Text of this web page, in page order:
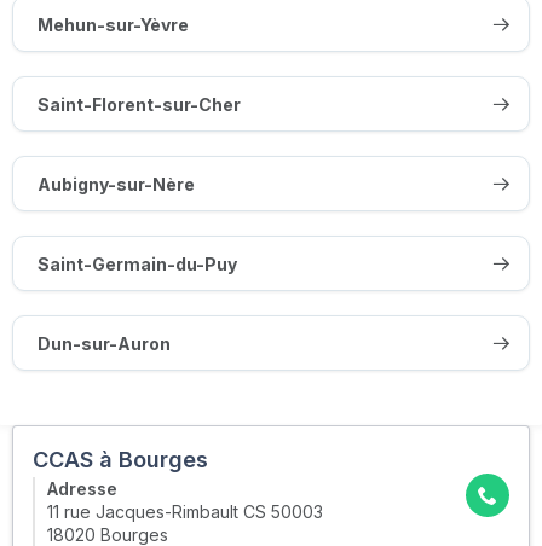
Mehun-sur-Yèvre
Saint-Florent-sur-Cher
Aubigny-sur-Nère
Saint-Germain-du-Puy
Dun-sur-Auron
CCAS à Bourges
Adresse
11 rue Jacques-Rimbault CS 50003
18020 Bourges